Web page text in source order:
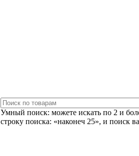
Умный поиск: можете искать по 2 и
строку поиска: «наконеч 25», и поиск